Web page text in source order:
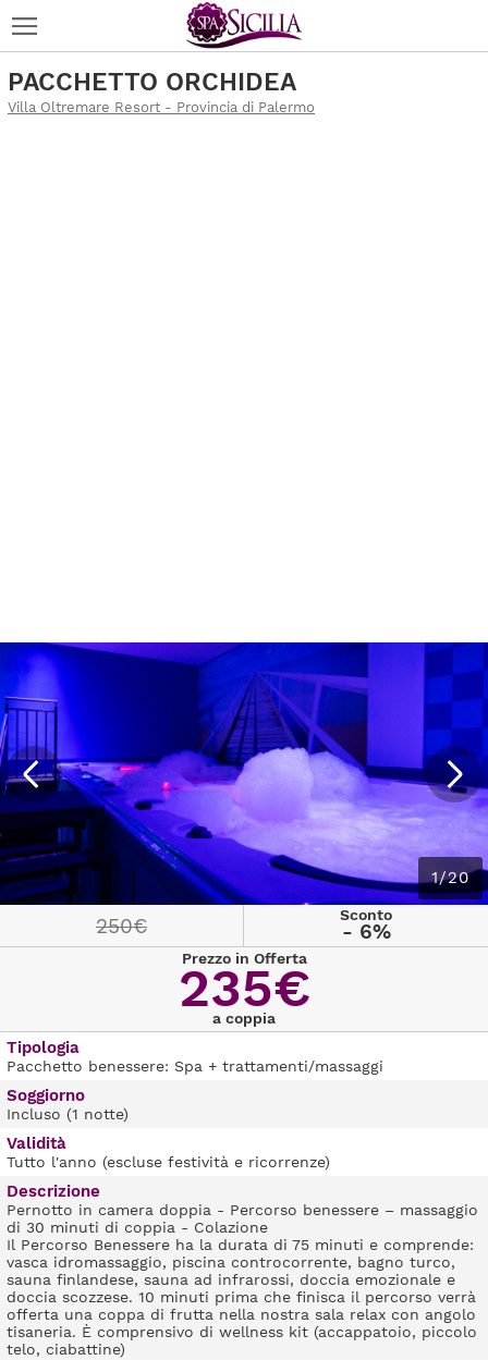
PACCHETTO ORCHIDEA
Villa Oltremare Resort - Provincia di Palermo
1/20
250€ Sconto
- 6%
Prezzo in Offerta
235€
a coppia
Tipologia
Pacchetto benessere: Spa + trattamenti/massaggi
Soggiorno
Incluso (1 notte)
Validità
Tutto l'anno (escluse festività e ricorrenze)
Descrizione
Pernotto in camera doppia - Percorso benessere – massaggio
di 30 minuti di coppia - Colazione
Il Percorso Benessere ha la durata di 75 minuti e comprende:
vasca idromassaggio, piscina controcorrente, bagno turco,
sauna finlandese, sauna ad infrarossi, doccia emozionale e
doccia scozzese. 10 minuti prima che finisca il percorso verrà
offerta una coppa di frutta nella nostra sala relax con angolo
tisaneria. È comprensivo di wellness kit (accappatoio, piccolo
telo, ciabattine)